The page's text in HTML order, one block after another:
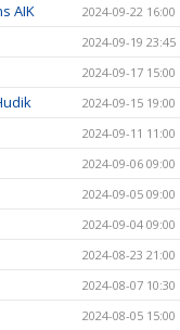
AIK 2024-09-22 16:00
2024-09-19 23:45
2024-09-17 15:00
2024-09-15 19:00
2024-09-11 11:00
2024-09-06 09:00
2024-09-05 09:00
2024-09-04 09:00
2024-08-23 21:00
2024-08-07 10:30
2024-08-05 15:00